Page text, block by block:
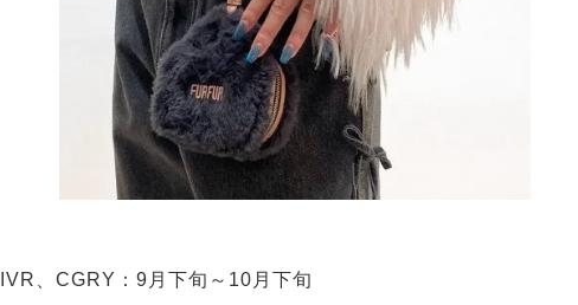
IVR、CGRY：9月下旬～10月下旬